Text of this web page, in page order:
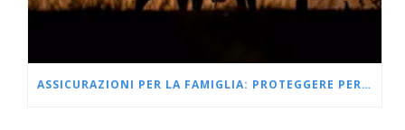
ASSICURAZIONI PER LA FAMIGLIA: PROTEGGERE PERSONE E PATRIMONIO